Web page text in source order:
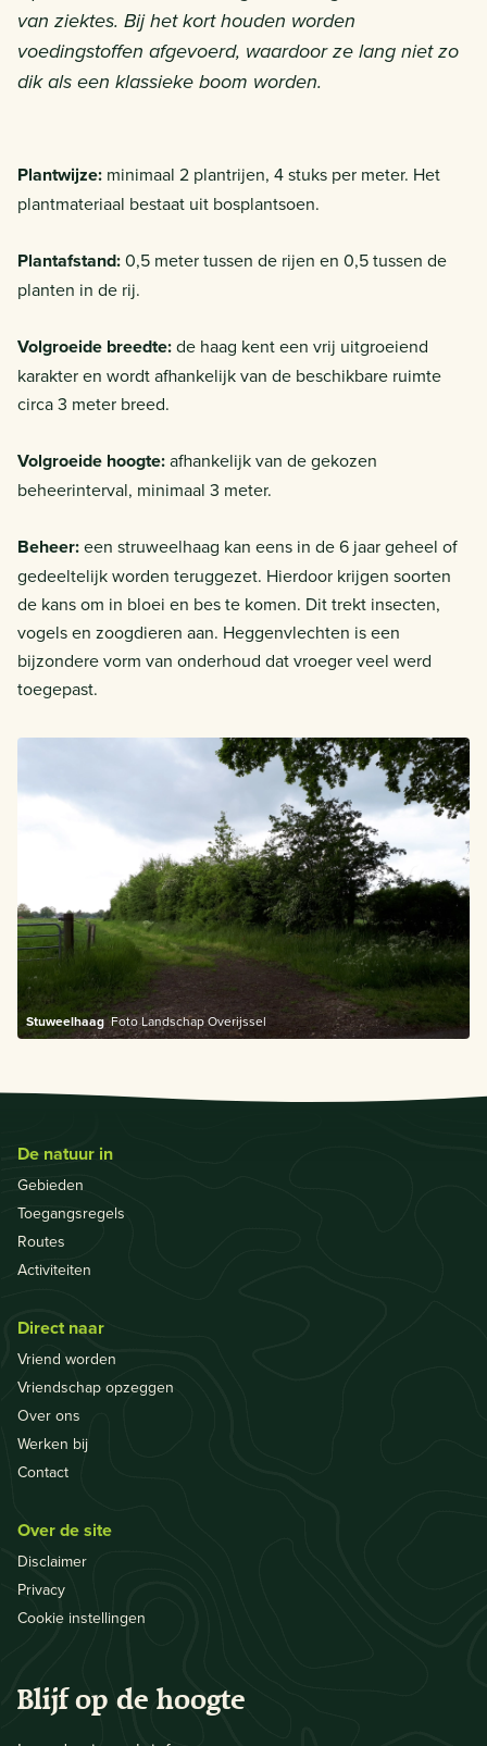
van ziektes. Bij het kort houden worden
voedingstoffen afgevoerd, waardoor ze lang niet zo
dik als een klassieke boom worden.
Plantwijze: minimaal 2 plantrijen, 4 stuks per meter. Het
plantmateriaal bestaat uit bosplantsoen.
Plantafstand:0,5 meter tussen de rijen en 0,5 tussen de
planten in de rij.
Volgroeide breedte:de haag kent een vrij uitgroeiend
karakter en wordt afhankelijk van de beschikbare ruimte
circa 3 meter breed.
Volgroeide hoogte:afhankelijk van de gekozen
beheerinterval, minimaal 3 meter.
Beheer:een struweelhaag kan eens in de 6 jaar geheel of
gedeeltelijk worden teruggezet. Hierdoor krijgen soorten
de kans om in bloei en bes te komen. Dit trekt insecten,
vogels en zoogdieren aan. Heggenvlechten is een
bijzondere vorm van onderhoud dat vroeger veel werd
toegepast.
StuweelhaagFoto Landschap Overijssel
De natuur in
Gebieden
Toegangsregels
Routes
Activiteiten
Direct naar
Vriend worden
Vriendschap opzeggen
Over ons
Werken bij
Contact
Over de site
Disclaimer
Privacy
Cookie instellingen
Blijf op de hoogte